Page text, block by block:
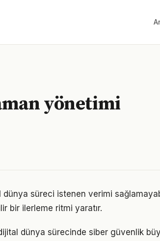
yönetimi
süreci istenen verimi
bir ilerleme ritmi yaratır.
dijital dünya sürecinde siber güvenlik